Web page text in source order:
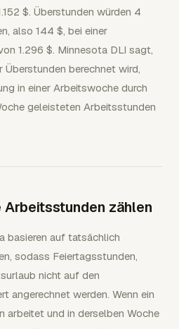
$. Überstunden würden 4
also 144 $, bei einer
1.296 $. Minnesota DLI sagt,
berechnet wird,
in einer Arbeitswoche durch
geleisteten Arbeitsstunden
zählen
basieren auf tatsächlich
sodass Feiertagsstunden,
nicht auf den
angerechnet werden. Wenn ein
arbeitet und in derselben Woche